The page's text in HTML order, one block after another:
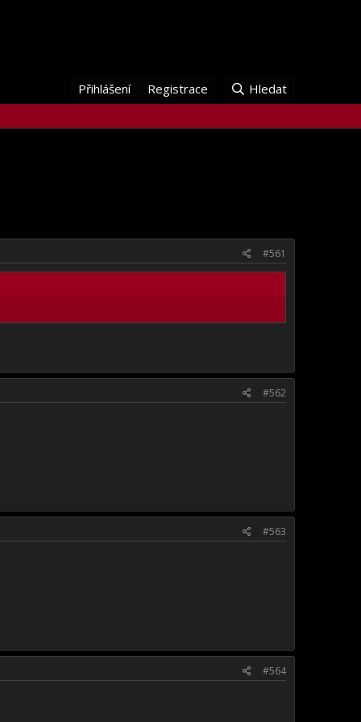
Přihlášení Registrace Hledat
#561
#562
#563
#564